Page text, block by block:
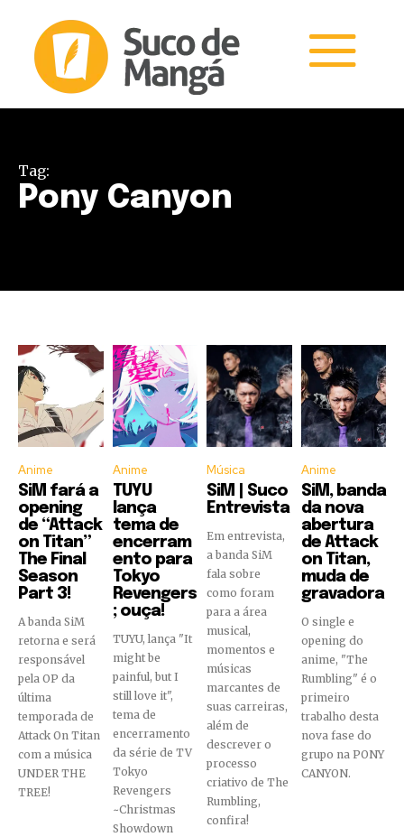
Tag:
Pony Canyon
Anime
SiM fará a
opening
de “Attack
on Titan”
The Final
Season
Part 3!
A banda SiM
retorna e será
responsável
pela OP da
última
temporada de
Attack On Titan
com a música
UNDER THE
TREE!
Anime
TUYU
lança
tema de
encerram
ento para
Tokyo
Revengers
; ouça!
TUYU, lança "It
might be
painful, but I
still love it",
tema de
encerramento
da série de TV
Tokyo
Revengers
~Christmas
Showdown
Música
SiM | Suco
Entrevista
Em entrevista,
a banda SiM
fala sobre
como foram
para a área
musical,
momentos e
músicas
marcantes de
suas carreiras,
além de
descrever o
processo
criativo de The
Rumbling,
confira!
Anime
SiM, banda
da nova
abertura
de Attack
on Titan,
muda de
gravadora
O single e
opening do
anime, "The
Rumbling" é o
primeiro
trabalho desta
nova fase do
grupo na PONY
CANYON.